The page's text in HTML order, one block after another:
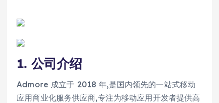
1. 公司介绍
Admore 成立于 2018 年,是国内领先的一站式移动
应用商业化服务供应商,专注为移动应用开发者提供高